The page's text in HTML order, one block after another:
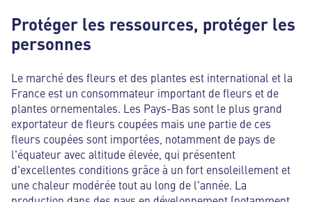
Protéger les ressources, protéger les
personnes
Le marché des fleurs et des plantes est international et la
France est un consommateur important de fleurs et de
plantes ornementales. Les Pays-Bas sont le plus grand
exportateur de fleurs coupées mais une partie de ces
fleurs coupées sont importées, notamment de pays de
l'équateur avec altitude élevée, qui présentent
d'excellentes conditions grâce à un fort ensoleillement et
une chaleur modérée tout au long de l'année. La